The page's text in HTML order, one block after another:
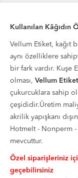
Kullanılan Kâğıdın
Vellum Etiket, kağıt
aynı özelliklere
bir fark vardır. Kuşe
olması, Vellum
çukurcuklara sahip
çeşididir.Üretim
akrilik yapışkanı
Hotmelt - Nonperm -
mevcuttur.
Özel siparişleriniz
geçebilirsiniz